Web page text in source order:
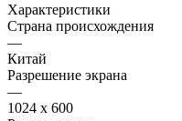
Характеристики
Страна происхождения
—
Китай
Разрешение экрана
—
1024 x 600